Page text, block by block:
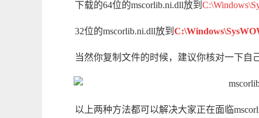
下载的64位的mscorlib.ni.dll放到
32位的mscorlib.ni.dll放到
当然你复制文件的时候，建议你核对一下自
以上两种方法都可以解决大家正在面临